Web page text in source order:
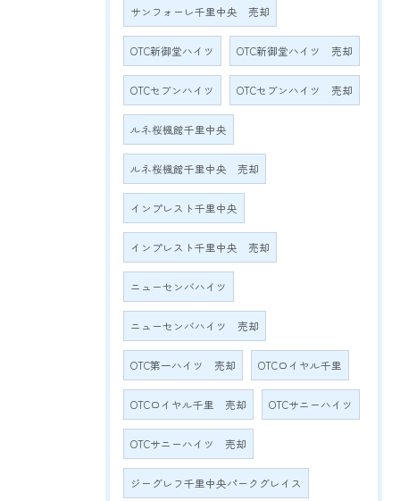
サンフォーレ千里中央 売却
OTC新御堂ハイツ OTC新御堂ハイツ 売却
OTCセブンハイツ OTCセブンハイツ 売却
ルネ桜楓館千里中央
ルネ桜楓館千里中央 売却
インプレスト千里中央
インプレスト千里中央 売却
ニューセンバハイツ
ニューセンバハイツ 売却
OTC第一ハイツ 売却 OTCロイヤル千里
OTCロイヤル千里 売却 OTCサニーハイツ
OTCサニーハイツ 売却
ジーグレフ千里中央パークグレイス